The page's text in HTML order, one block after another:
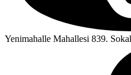
Yenimahalle Mahallesi 839.